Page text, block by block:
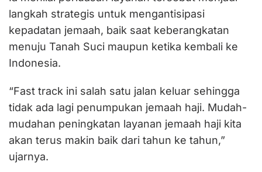
langkah strategis untuk mengantisipasi
kepadatan jemaah, baik saat keberangkatan
menuju Tanah Suci maupun ketika kembali ke
Indonesia.
“Fast track ini salah satu jalan keluar sehingga
tidak ada lagi penumpukan jemaah haji. Mudah-
mudahan peningkatan layanan jemaah haji kita
akan terus makin baik dari tahun ke tahun,”
ujarnya.